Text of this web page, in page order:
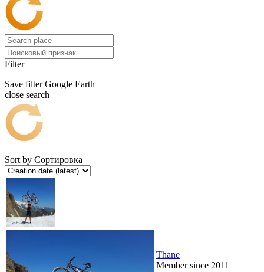
Filter
Save filter Google Earth
close search
Sort by Сортировка
Thane
Member since 2011